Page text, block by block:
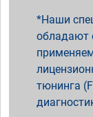
Наши
обладают
тюнинга